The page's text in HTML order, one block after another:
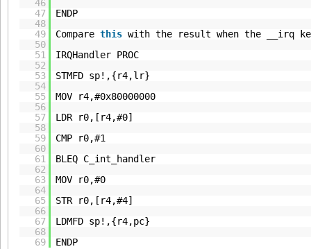
46
47
ENDP
48
49
Compare this with the result when the __irq
50
51
IRQHandler PROC
52
53
STMFD sp!,{r4,lr}
54
55
MOV r4,#0x80000000
56
57
LDR r0,[r4,#0]
58
59
CMP r0,#1
60
61
BLEQ C_int_handler
62
63
MOV r0,#0
64
65
STR r0,[r4,#4]
66
67
LDMFD sp!,{r4,pc}
68
69
ENDP